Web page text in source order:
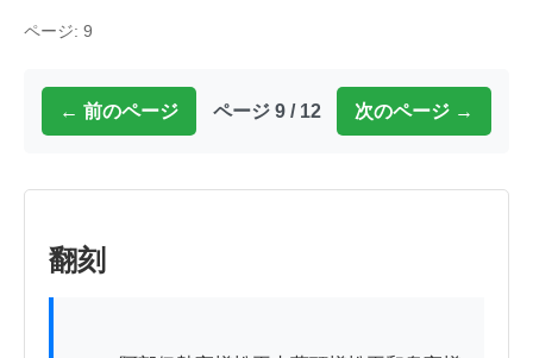
ページ: 9
← 前のページ ページ 9 / 12 次のページ →
翻刻